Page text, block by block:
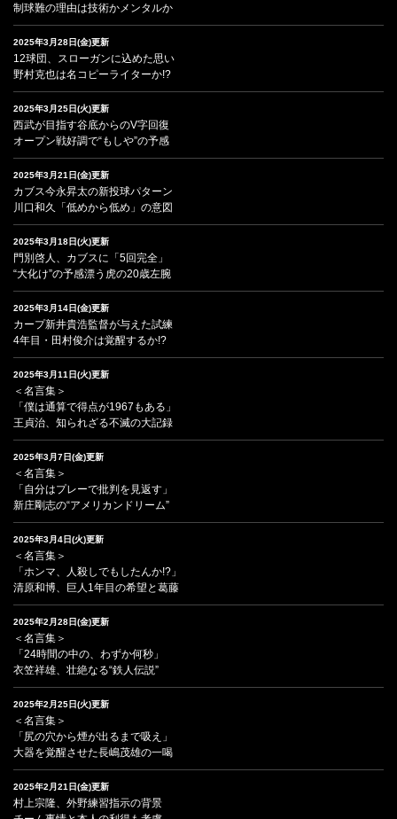
制球難の理由は技術かメンタルか
2025年3月28日(金)更新
12球団、スローガンに込めた思い
野村克也は名コピーライターか!?
2025年3月25日(火)更新
西武が目指す谷底からのV字回復
オープン戦好調で“もしや”の予感
2025年3月21日(金)更新
カブス今永昇太の新投球パターン
川口和久「低めから低め」の意図
2025年3月18日(火)更新
門別啓人、カブスに「5回完全」
“大化け”の予感漂う虎の20歳左腕
2025年3月14日(金)更新
カープ新井貴浩監督が与えた試練
4年目・田村俊介は覚醒するか!?
2025年3月11日(火)更新
＜名言集＞
「僕は通算で得点が1967もある」
王貞治、知られざる不滅の大記録
2025年3月7日(金)更新
＜名言集＞
「自分はプレーで批判を見返す」
新庄剛志の“アメリカンドリーム”
2025年3月4日(火)更新
＜名言集＞
「ホンマ、人殺しでもしたんか!?」
清原和博、巨人1年目の希望と葛藤
2025年2月28日(金)更新
＜名言集＞
「24時間の中の、わずか何秒」
衣笠祥雄、壮絶なる“鉄人伝説”
2025年2月25日(火)更新
＜名言集＞
「尻の穴から煙が出るまで吸え」
大器を覚醒させた長嶋茂雄の一喝
2025年2月21日(金)更新
村上宗隆、外野練習指示の背景